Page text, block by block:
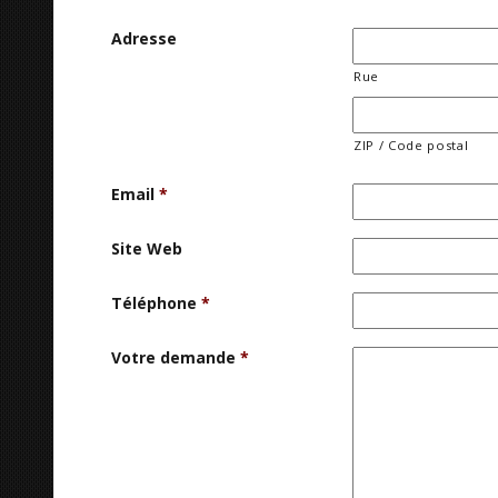
Adresse
Rue
ZIP / Code postal
Email *
Site Web
Téléphone *
Votre demande *